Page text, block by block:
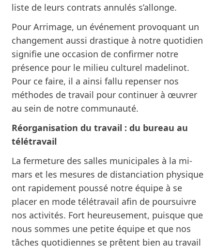
liste de leurs contrats annulés s’allonge.
Pour Arrimage, un événement provoquant un
changement aussi drastique à notre quotidien
signifie une occasion de confirmer notre
présence pour le milieu culturel madelinot.
Pour ce faire, il a ainsi fallu repenser nos
méthodes de travail pour continuer à œuvrer
au sein de notre communauté.
Réorganisation du travail : du bureau au
télétravail
La fermeture des salles municipales à la mi-
mars et les mesures de distanciation physique
ont rapidement poussé notre équipe à se
placer en mode télétravail afin de poursuivre
nos activités. Fort heureusement, puisque que
nous sommes une petite équipe et que nos
tâches quotidiennes se prêtent bien au travail